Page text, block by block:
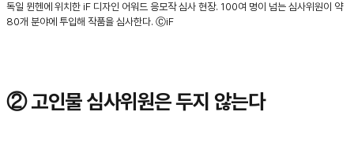
독일 뮌헨에 위치한 iF 디자인 어워드 응모작 심사 현장. 100여 명이 넘는 심사위원이 약
80개 분야에 투입해 작품을 심사한다. ⒸiF
② 고인물 심사위원은 두지 않는다